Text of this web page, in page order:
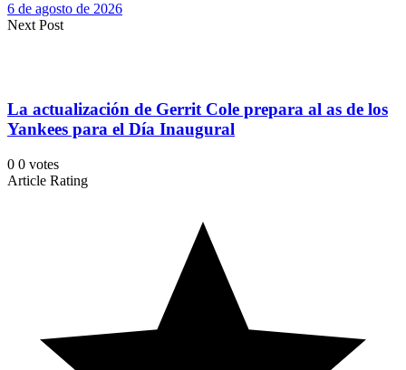
6 de agosto de 2026
Next Post
La actualización de Gerrit Cole prepara al as de los
Yankees para el Día Inaugural
0 0 votes
Article Rating